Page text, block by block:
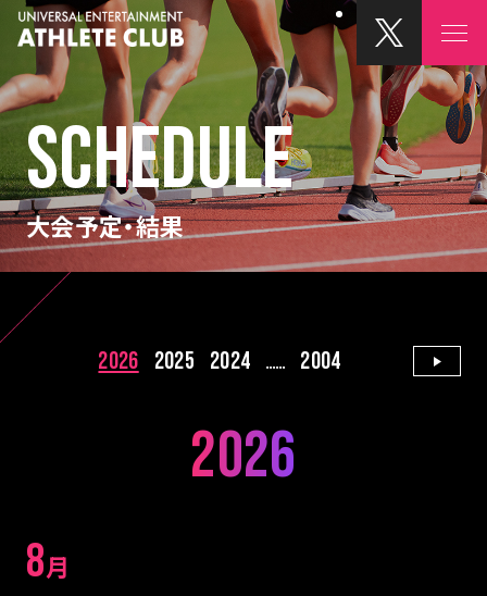
SCHEDULE
大会予定・結果
2026 2025 2024 ...... 2004
2026
8月